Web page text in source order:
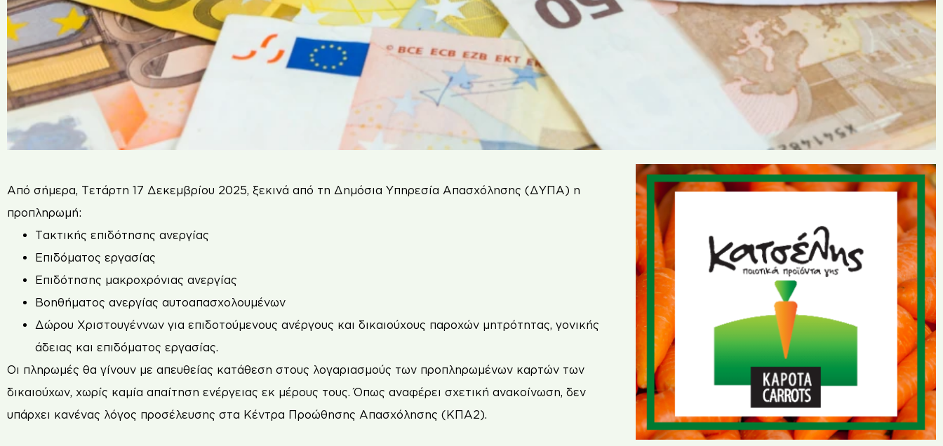
Από σήμερα, Τετάρτη 17 Δεκεμβρίου 2025, ξεκινά από τη Δημόσια Υπηρεσία Απασχόλησης (ΔΥΠΑ) η
προπληρωμή:
Τακτικής επιδότησης ανεργίας
Επιδόματος εργασίας
Επιδότησης μακροχρόνιας ανεργίας
Βοηθήματος ανεργίας αυτοαπασχολουμένων
Δώρου Χριστουγέννων για επιδοτούμενους ανέργους και δικαιούχους παροχών μητρότητας, γονικής
άδειας και επιδόματος εργασίας.
Οι πληρωμές θα γίνουν με απευθείας κατάθεση στους λογαριασμούς των προπληρωμένων καρτών των
δικαιούχων, χωρίς καμία απαίτηση ενέργειας εκ μέρους τους. Όπως αναφέρει σχετική ανακοίνωση, δεν
υπάρχει κανένας λόγος προσέλευσης στα Κέντρα Προώθησης Απασχόλησης (ΚΠΑ2).